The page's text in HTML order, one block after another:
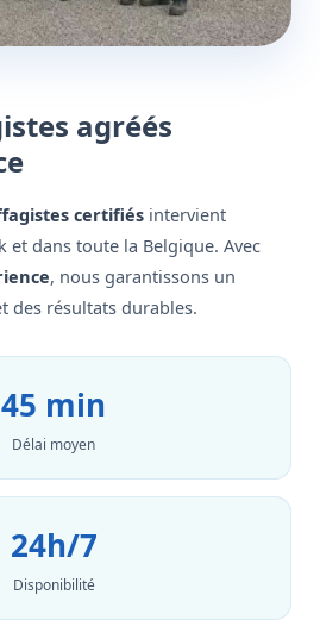
agréés
certifiés intervient
et dans toute la Belgique. Avec
, nous garantissons un
des résultats durables.
45 min
Délai moyen
24h/7
Disponibilité